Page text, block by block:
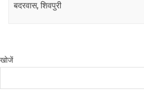
बदरवास, शिवपुरी
खोजें